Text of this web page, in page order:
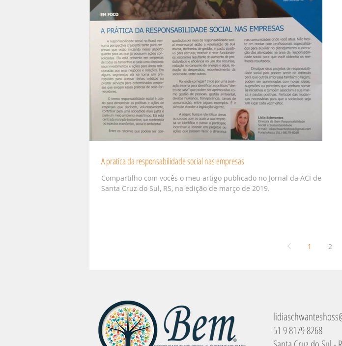
A pratica da responsabilidade social nas empresas
Compartilho com vocês o meu artigo publicado no Jornal da ACI de
Santa Cruz do Sul, RS, na edição de março de 2019.
1 2
51 9 8179 8268